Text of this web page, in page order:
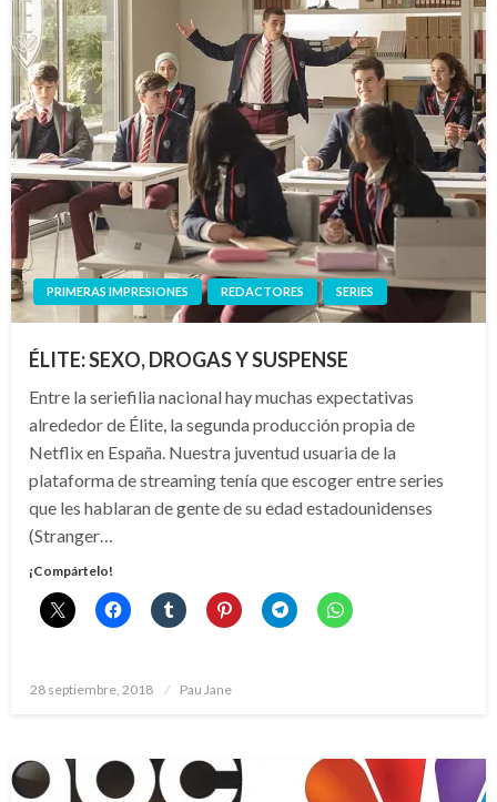
PRIMERAS IMPRESIONES REDACTORES SERIES
ÉLITE: SEXO, DROGAS Y SUSPENSE
Entre la seriefilia nacional hay muchas expectativas
alrededor de Élite, la segunda producción propia de
Netflix en España. Nuestra juventud usuaria de la
plataforma de streaming tenía que escoger entre series
que les hablaran de gente de su edad estadounidenses
(Stranger…
¡Compártelo!
Publicado
28 septiembre, 2018 Pau Jane